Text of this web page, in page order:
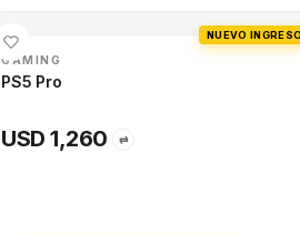
NUEVO INGRESO
GAMING
PS5 Pro
USD 1,260 ⇄